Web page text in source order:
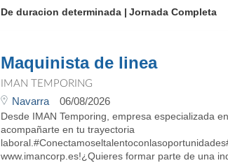
De duracion determinada
Jornada Completa
Maquinista de linea
IMAN TEMPORING
Navarra 06/08/2026
Desde IMAN Temporing, empresa especializada
acompañarte en tu trayectoria
www.imancorp.es!¿Quieres formar parte de una